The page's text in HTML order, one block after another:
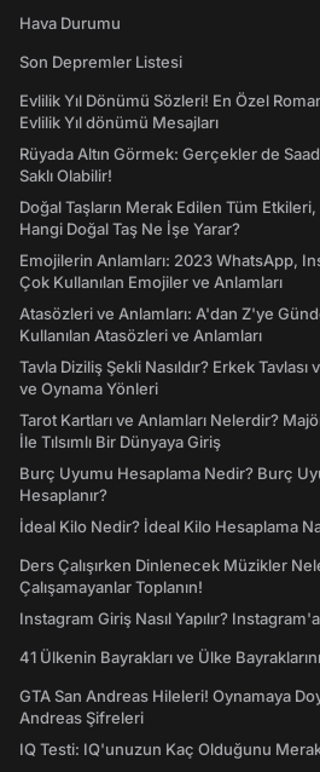
Hava Durumu
Son Depremler Listesi
Evlilik Yıl Dönümü Sözleri! En Özel
Evlilik Yıl dönümü Mesajları
Rüyada Altın Görmek: Gerçekler de
Saklı Olabilir!
Doğal Taşların Merak Edilen Tüm
Hangi Doğal Taş Ne İşe Yarar?
Emojilerin Anlamları: 2023 WhatsApp,
Çok Kullanılan Emojiler ve Anlamları
Atasözleri ve Anlamları: A'dan Z'ye
Kullanılan Atasözleri ve Anlamları
Tavla Diziliş Şekli Nasıldır? Erkek Tavlası
ve Oynama Yönleri
Tarot Kartları ve Anlamları Nelerdir?
İle Tılsımlı Bir Dünyaya Giriş
Burç Uyumu Hesaplama Nedir? Burç
Hesaplanır?
İdeal Kilo Nedir? İdeal Kilo Hesaplama
Ders Çalışırken Dinlenecek Müzikler
Çalışamayanlar Toplanın!
Instagram Giriş Nasıl Yapılır?
41 Ülkenin Bayrakları ve Ülke
GTA San Andreas Hileleri! Oynamaya
Andreas Şifreleri
IQ Testi: IQ'unuzun Kaç Olduğunu